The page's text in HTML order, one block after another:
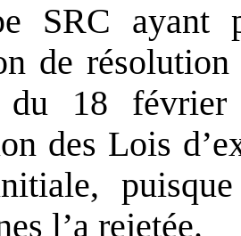
SRC ayant
de
du 18
des Lois
l’a rejetée.